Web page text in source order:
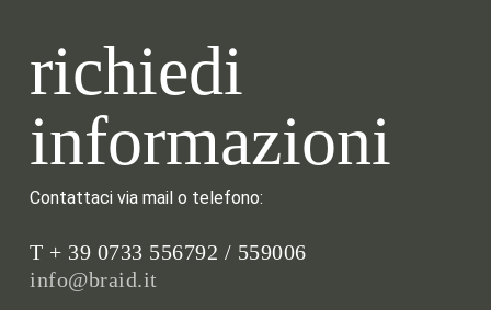
richiedi
informazioni
Contattaci via mail o telefono:
T + 39 0733 556792 / 559006
info@braid.it